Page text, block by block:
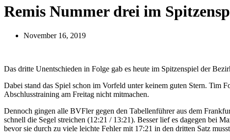
Remis Nummer drei im
November 16, 2019
Das dritte Unentschieden in Folge gab es heute im Spitzenspiel der
Dabei stand das Spiel schon im Vorfeld unter keinem guten Stern. Tim
Abschlusstraining am Freitag nicht mitmachen.
Dennoch gingen alle BVFler gegen den Tabellenführer aus dem
schnell die Segel streichen (12:21 / 13:21). Besser lief es dagegen bei
bevor sie durch zu viele leichte Fehler mit 17:21 in den dritten Satz